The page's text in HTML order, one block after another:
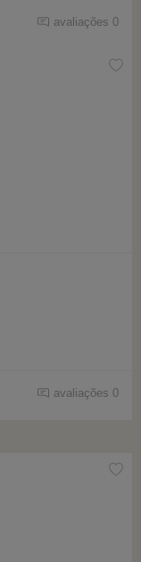
avaliações 0
avaliações 0